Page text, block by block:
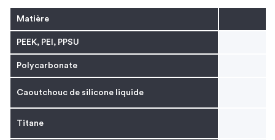
Matière
PEEK, PEI, PPSU
Polycarbonate
Caoutchouc de silicone liquide
Titane